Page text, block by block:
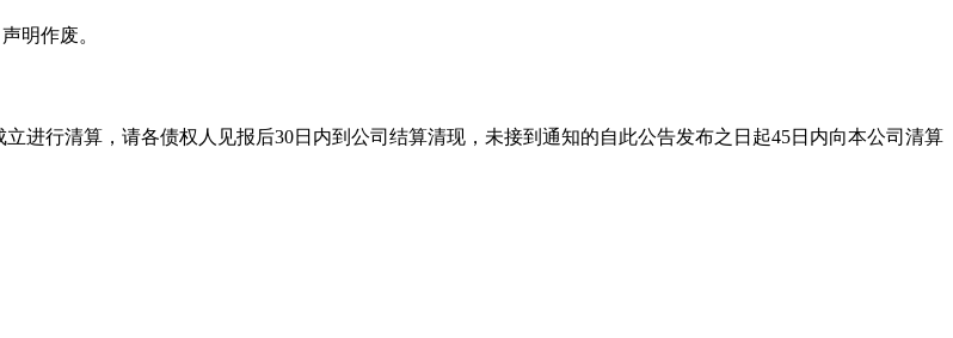
明作废。
行清算，请各债权人见报后30日内到公司结算清现，未接到通知的自此公告发布之日起45日内向本公司清算